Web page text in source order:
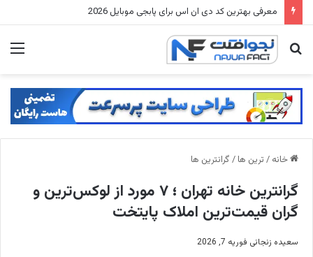
لیفت صورت بدون جراحی، با کانسیلر + بیوتی بلندر لیفت انجام بده
جستجو
برای
خانه / ترین ها / گرانترین ها
گرانترین خانه تهران ؛ ۷ مورد از لوکس‌ترین و
گران قیمت‌ترین املاک پایتخت
سعیده زنجانی فوریه 7, 2026